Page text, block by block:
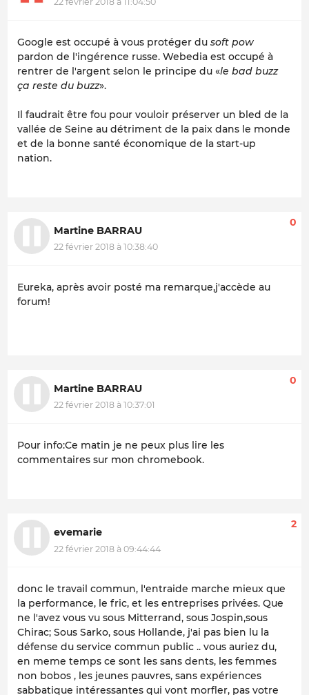
Google est occupé à vous protéger du soft pow
pardon de l'ingérence russe. Webedia est occupé à
rentrer de l'argent selon le principe du «le bad buzz
ça reste du buzz».
Il faudrait être fou pour vouloir préserver un bled de la
vallée de Seine au détriment de la paix dans le monde
et de la bonne santé économique de la start-up
nation.
Martine BARRAU
22 février 2018 à 10:38:40
0
Eureka, après avoir posté ma remarque,j'accède au
forum!
Martine BARRAU
22 février 2018 à 10:37:01
0
Pour info:Ce matin je ne peux plus lire les
commentaires sur mon chromebook.
evemarie
22 février 2018 à 09:44:44
2
donc le travail commun, l'entraide marche mieux que
la performance, le fric, et les entreprises privées. Que
ne l'avez vous vu sous Mitterrand, sous Jospin,sous
Chirac; Sous Sarko, sous Hollande, j'ai pas bien lu la
défense du service commun public .. vous auriez du,
en meme temps ce sont les sans dents, les femmes
non bobos , les jeunes pauvres, sans expériences
sabbatique intéressantes qui vont morfler, pas votre